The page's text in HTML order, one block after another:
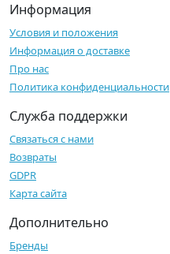
Информация
Условия и положения
Информация о доставке
Про нас
Политика конфиденциальности
Служба поддержки
Связаться с нами
Возвраты
GDPR
Карта сайта
Дополнительно
Бренды